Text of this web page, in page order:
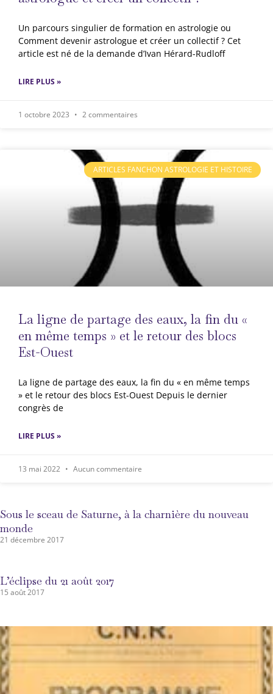
Un parcours singulier de formation en astrologie ou
Comment devenir astrologue et créer un collectif ? Cet
article est né de la demande d’Ivan Hérard-Rudloff
LIRE PLUS »
1 octobre 2023 2 commentaires
ARTICLES FANCHON ASTROLOGIE ET HISTOIRE
La ligne de partage des eaux, la fin du «
en même temps » et le retour des blocs
Est-Ouest
La ligne de partage des eaux, la fin du « en même temps
» et le retour des blocs Est-Ouest Depuis le dernier
congrès de
LIRE PLUS »
13 mai 2022 Aucun commentaire
Sous le sceau de Saturne, à la charnière du nouveau
monde
21 décembre 2017
L’éclipse du 21 août 2017
15 août 2017